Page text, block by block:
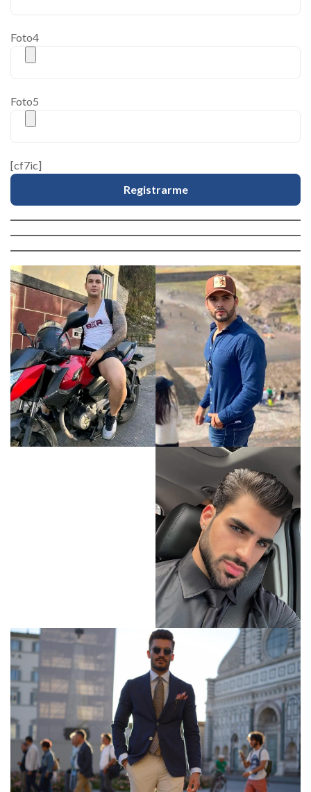
Foto4
Foto5
[cf7ic]